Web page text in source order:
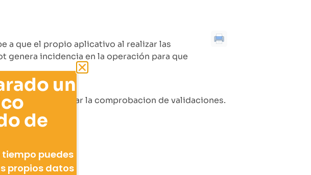
a que el propio aplicativo al realizar las
genera incidencia en la operación para que
para ejecutar la comprobacion de validaciones.
un
de
puedes
propios datos